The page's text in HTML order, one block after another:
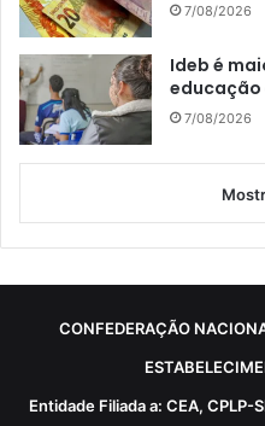
7/08/2026
Ideb é
7/08/2026
CONFEDERAÇÃO
Entidade Filiada a: CEA, CPLP-